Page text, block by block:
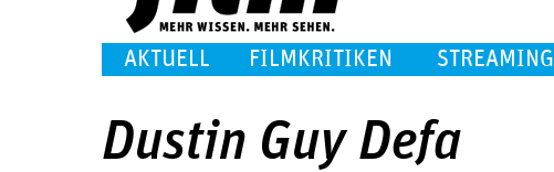
AKTUELL FILMKRITIKEN STREAMING
Dustin Guy Defa